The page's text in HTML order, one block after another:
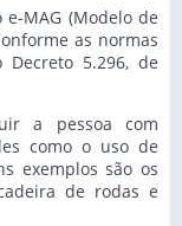
MAG (Modelo de
as normas
Decreto 5.296, de
a pessoa com
como o uso de
exemplos são os
de rodas e